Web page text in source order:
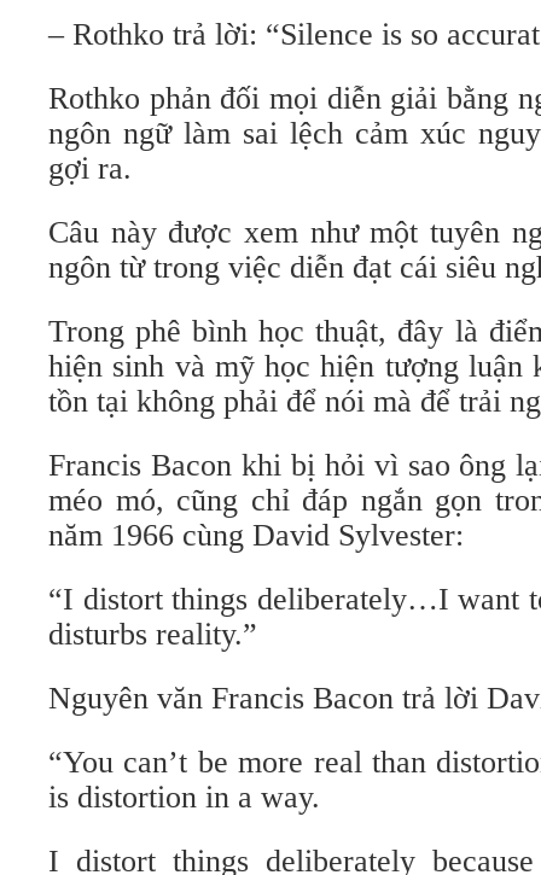
– Rothko trả lời: “Silence is so
Rothko phản đối mọi diễn giải bằng
ngôn ngữ làm sai lệch cảm xúc
gợi ra.
Câu này được xem như một tuyên
ngôn từ trong việc diễn đạt cái siêu
Trong phê bình học thuật, đây là
hiện sinh và mỹ học hiện tượng luận
tồn tại không phải để nói mà để trải
Francis Bacon khi bị hỏi vì sao ông
méo mó, cũng chỉ đáp ngắn gọn
năm 1966 cùng David Sylvester:
“I distort things deliberately…I want
disturbs reality.”
Nguyên văn Francis Bacon trả lời
“You can’t be more real than
is distortion in a way.
I distort things deliberately